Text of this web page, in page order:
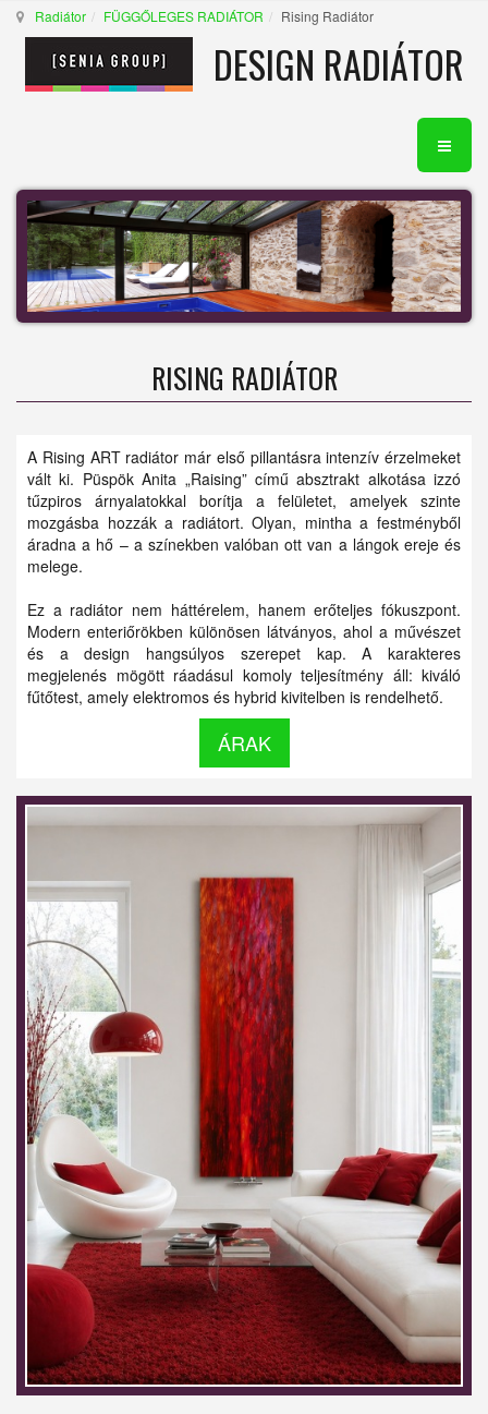
Radiátor FÜGGŐLEGES RADIÁTOR Rising Radiátor
DESIGN RADIÁTOR
RISING RADIÁTOR
A Rising ART radiátor már első pillantásra intenzív érzelmeket
vált ki. Püspök Anita „Raising” című absztrakt alkotása izzó
tűzpiros árnyalatokkal borítja a felületet, amelyek szinte
mozgásba hozzák a radiátort. Olyan, mintha a festményből
áradna a hő – a színekben valóban ott van a lángok ereje és
melege.
Ez a radiátor nem háttérelem, hanem erőteljes fókuszpont.
Modern enteriőrökben különösen látványos, ahol a művészet
és a design hangsúlyos szerepet kap. A karakteres
megjelenés mögött ráadásul komoly teljesítmény áll: kiváló
fűtőtest, amely elektromos és hybrid kivitelben is rendelhető.
ÁRAK